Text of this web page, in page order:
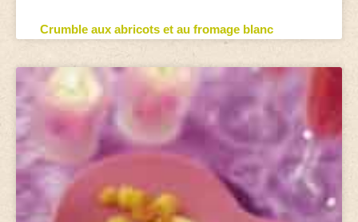
Crumble aux abricots et au fromage blanc